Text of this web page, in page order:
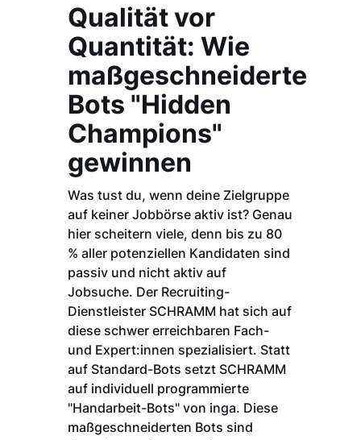
Qualität vor
Quantität: Wie
maßgeschneiderte
Bots "Hidden
Champions"
gewinnen
Was tust du, wenn deine Zielgruppe
auf keiner Jobbörse aktiv ist? Genau
hier scheitern viele, denn bis zu 80
% aller potenziellen Kandidaten sind
passiv und nicht aktiv auf
Jobsuche. Der Recruiting-
Dienstleister SCHRAMM hat sich auf
diese schwer erreichbaren Fach-
und Expert:innen spezialisiert. Statt
auf Standard-Bots setzt SCHRAMM
auf individuell programmierte
"Handarbeit-Bots" von inga. Diese
maßgeschneiderten Bots sind